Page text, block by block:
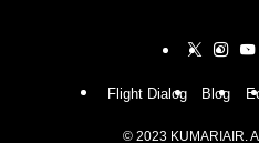
Flight Dialog Blog
© 2023 KUMARIAIR.